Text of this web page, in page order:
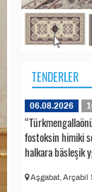
TENDERLER
06.08.2026
fostoksin himiki
halkara bäsleşik
Aşgabat, Arçabil